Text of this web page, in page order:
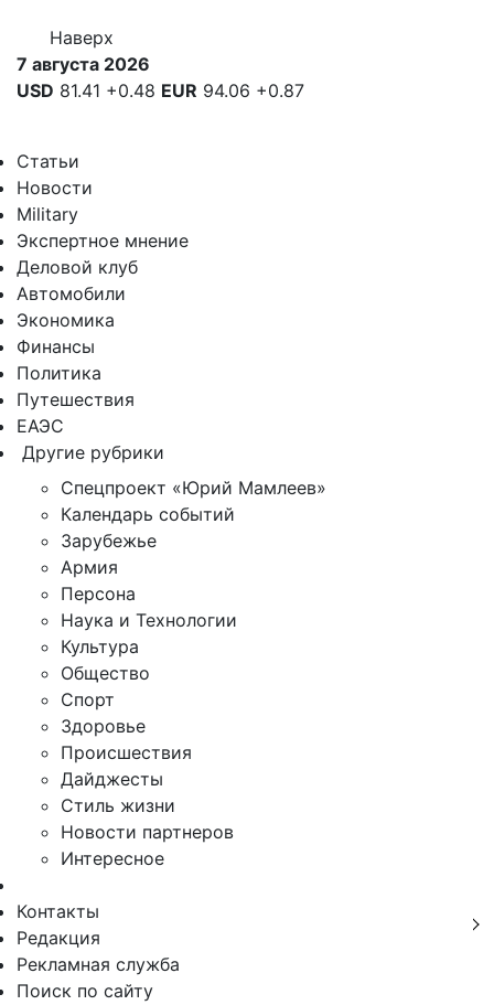
Наверх
7 августа 2026
USD 81.41 +0.48 EUR 94.06 +0.87
Статьи
Новости
Military
Экспертное мнение
Деловой клуб
Автомобили
Экономика
Финансы
Политика
Путешествия
ЕАЭС
Другие рубрики
Спецпроект «Юрий Мамлеев»
Календарь событий
Зарубежье
Армия
Персона
Наука и Технологии
Культура
Общество
Спорт
Здоровье
Происшествия
Дайджесты
Стиль жизни
Новости партнеров
Интересное
Контакты
Редакция
Рекламная служба
Поиск по сайту